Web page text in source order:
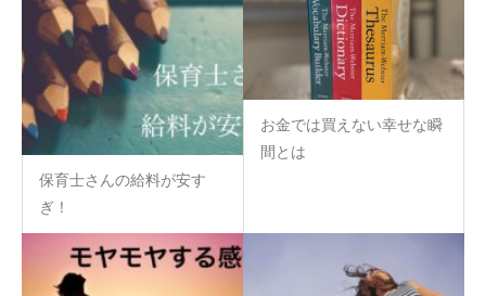
保育士さんの給料が安す
ぎ！
お金では買えない幸せな瞬
間とは